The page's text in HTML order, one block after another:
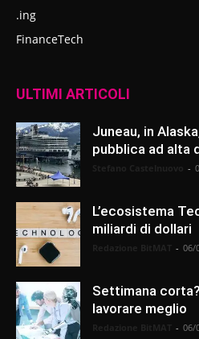
.ing
FinanceTech
ULTIMI ARTICOLI
Juneau, in
pubblica ad alta
-
L’ecosistema
miliardi di dollari
- 06/
Settimana
lavorare meglio
- 06/